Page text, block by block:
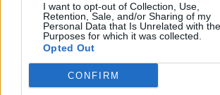
I want to opt-out of Collection, Use,
Retention, Sale, and/or Sharing of my
Personal Data that Is Unrelated with the
Purposes for which it was collected.
Opted Out
CONFIRM